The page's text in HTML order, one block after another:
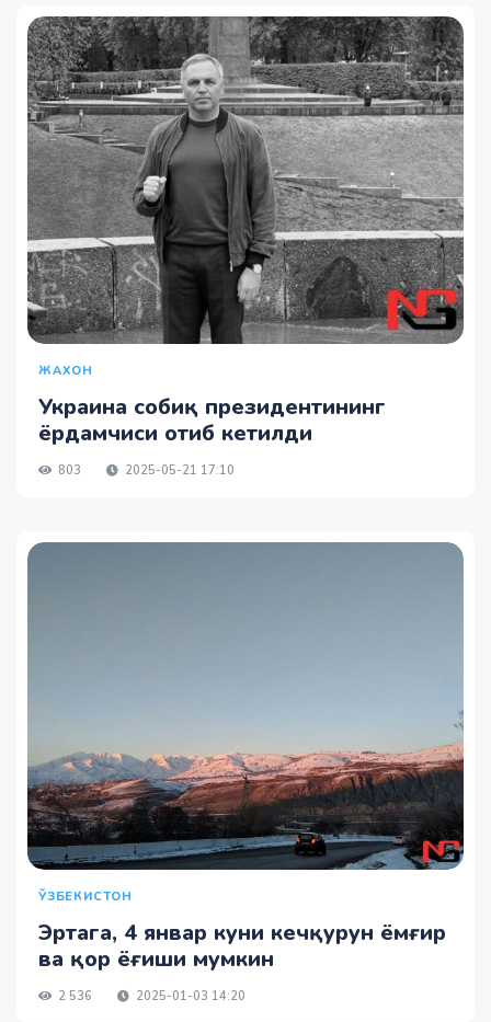
ЖАХОН
Украина собиқ президентининг
ёрдамчиси отиб кетилди
803 2025-05-21 17:10
ЎЗБЕКИСТОН
Эртага, 4 январ куни кечқурун ёмғир
ва қор ёғиши мумкин
2 536 2025-01-03 14:20